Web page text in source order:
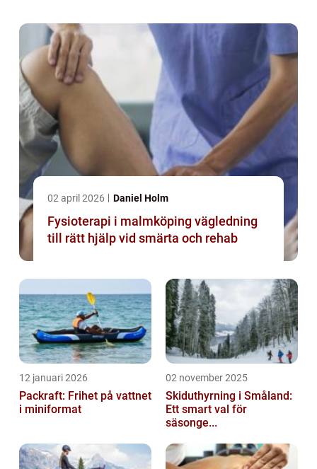
02 april 2026 Daniel Holm
Fysioterapi i malmköping vägledning
till rätt hjälp vid smärta och rehab
12 januari 2026
Packraft: Frihet på vattnet
i miniformat
02 november 2025
Skiduthyrning i Småland:
Ett smart val för
säsonge...